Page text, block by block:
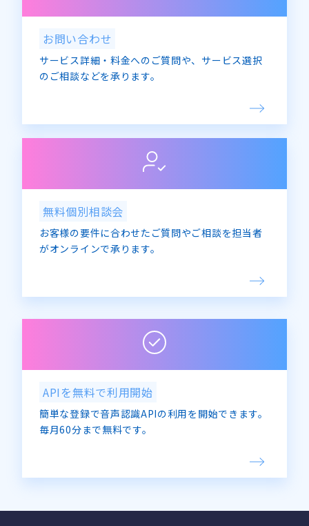
お問い合わせ
サービス詳細・料金へのご質問や、サービス選択
のご相談などを承ります。
無料個別相談会
お客様の要件に合わせたご質問やご相談を担当者
がオンラインで承ります。
APIを無料で利用開始
簡単な登録で音声認識APIの利用を開始できます。
毎月60分まで無料です。